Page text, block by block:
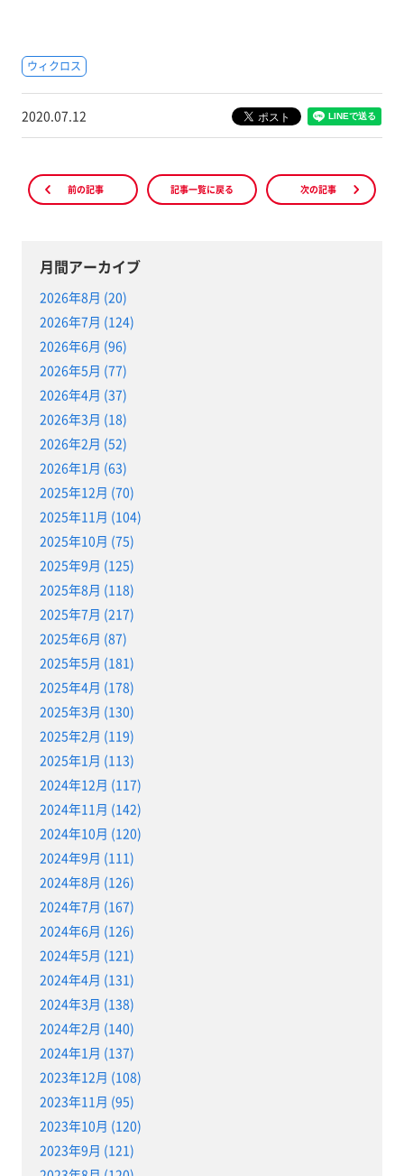
ウィクロス
2020.07.12
前の記事 記事一覧に戻る 次の記事
月間アーカイブ
2026年8月 (20)
2026年7月 (124)
2026年6月 (96)
2026年5月 (77)
2026年4月 (37)
2026年3月 (18)
2026年2月 (52)
2026年1月 (63)
2025年12月 (70)
2025年11月 (104)
2025年10月 (75)
2025年9月 (125)
2025年8月 (118)
2025年7月 (217)
2025年6月 (87)
2025年5月 (181)
2025年4月 (178)
2025年3月 (130)
2025年2月 (119)
2025年1月 (113)
2024年12月 (117)
2024年11月 (142)
2024年10月 (120)
2024年9月 (111)
2024年8月 (126)
2024年7月 (167)
2024年6月 (126)
2024年5月 (121)
2024年4月 (131)
2024年3月 (138)
2024年2月 (140)
2024年1月 (137)
2023年12月 (108)
2023年11月 (95)
2023年10月 (120)
2023年9月 (121)